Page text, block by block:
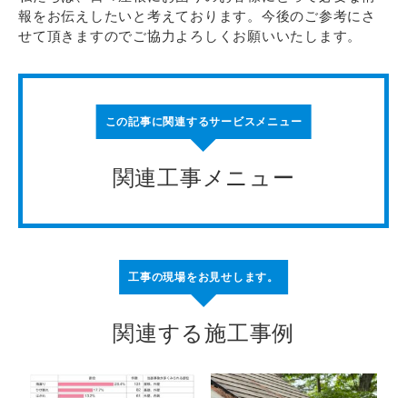
報をお伝えしたいと考えております。今後のご参考にさ
せて頂きますのでご協力よろしくお願いいたします。
この記事に関連するサービスメニュー
関連工事メニュー
工事の現場をお見せします。
関連する施工事例